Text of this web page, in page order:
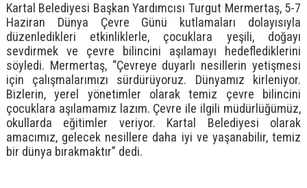
Kartal Belediyesi Başkan Yardımcısı Turgut Mermertaş, 5-7
Haziran Dünya Çevre Günü kutlamaları dolayısıyla
düzenledikleri etkinliklerle, çocuklara yeşili, doğayı
sevdirmek ve çevre bilincini aşılamayı hedeflediklerini
söyledi. Mermertaş, “Çevreye duyarlı nesillerin yetişmesi
için çalışmalarımızı sürdürüyoruz. Dünyamız kirleniyor.
Bizlerin, yerel yönetimler olarak temiz çevre bilincini
çocuklara aşılamamız lazım. Çevre ile ilgili müdürlüğümüz,
okullarda eğitimler veriyor. Kartal Belediyesi olarak
amacımız, gelecek nesillere daha iyi ve yaşanabilir, temiz
bir dünya bırakmaktır” dedi.